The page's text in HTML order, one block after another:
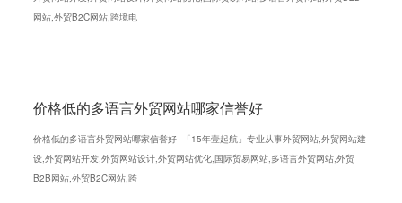
网站,外贸B2C网站,跨境电
价格低的多语言外贸网站哪家信誉好
价格低的多语言外贸网站哪家信誉好 「15年壹起航」专业从事外贸网站,外贸网站建
设,外贸网站开发,外贸网站设计,外贸网站优化,国际贸易网站,多语言外贸网站,外贸
B2B网站,外贸B2C网站,跨